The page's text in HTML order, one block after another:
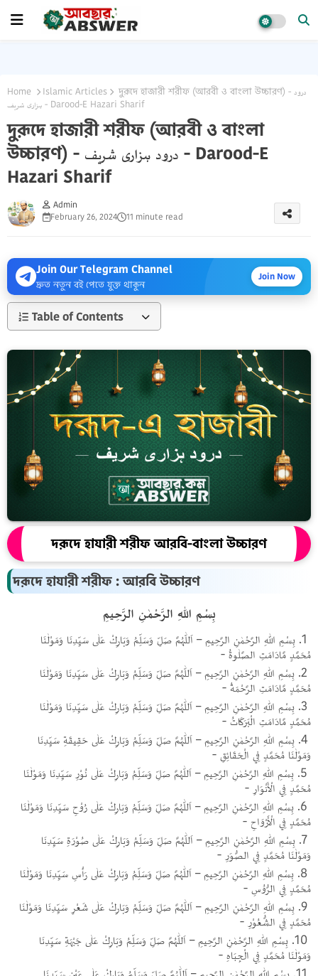
Home Islamic Articles
দুরূদে হাজারী শরীফ (আরবী ও বাংলা উচ্চারণ) - درود
ہزاری شريف - Darood-E Hazari Sharif
দুরূদে হাজারী শরীফ (আরবী ও বাংলা
উচ্চারণ) - درود ہزاری شريف - Darood-E
Hazari Sharif
Admin
February 26, 2024
11 minute read
Join Our Telegram Channel
দ্রুত নতুন বই পেতে যুক্ত থাকুন
Join Now
Table of Contents
দরূদে হাযারী শরীফ আরবি-বাংলা উচ্চারণ
দরূদে হাযারী শরীফ : আরবি উচ্চারণ
بِسْمِ اللهِ الرَّحْمٰنِ الرَّحِيمِ
بِسْمِ اللهِ الرَّحْمٰنِ الرَّحِيمِ – اَللّٰهُمَّ صَلِّ وَسَلِّمُ وَبَارِكْ عَلٰى سَيِّدِنَا وَمَوْلٰنَا
مُحَمَّدٍ مَّادَامَتِ الصَّلٰوةُ -
بِسْمِ اللهِ الرَّحْمٰنِ الرَّحِيمِ – اَللّٰهُمَّ صَلِّ وَسَلِّمُ وَبَارِكْ عَلٰى سَيِّدِنَا وَمَوْلٰنَا
مُحَمَّدٍ مَّادَامَتِ الرَّحْمَةُ -
بِسْمِ اللهِ الرَّحْمٰنِ الرَّحِيمِ – اَللّٰهُمَّ صَلِّ وَسَلِّمُ وَبَارِكْ عَلٰى سَيِّدِنَا وَمَوْلٰنَا
مُحَمَّدٍ مَّادَامَتِ الْبَرَكَاتُ -
بِسْمِ اللهِ الرَّحْمٰنِ الرَّحِيمِ – اَللّٰهُمَّ صَلِّ وَسَلِّمُ وَبَارِكْ عَلٰى حَقِيقَةِ سَيِّدِنَا
وَمَوْلٰنَا مُحَمَّدٍ فِي الْحَقَائِقِ -
بِسْمِ اللهِ الرَّحْمٰنِ الرَّحِيمِ – اَللّٰهُمَّ صَلِّ وَسَلِّمُ وَبَارِكْ عَلٰى نُوْرِ سَيِّدِنَا وَمَوْلٰنَا
مُحَمَّدٍ فِي الْأَنْوَارِ -
بِسْمِ اللهِ الرَّحْمٰنِ الرَّحِيمِ – اَللّٰهُمَّ صَلِّ وَسَلِّمُ وَبَارِكْ عَلٰى رُوْحِ سَيِّدِنَا وَمَوْلٰنَا
مُحَمَّدٍ فِي الْأَرْوَاحِ -
بِسْمِ اللهِ الرَّحْمٰنِ الرَّحِيمِ – اَللّٰهُمَّ صَلِّ وَسَلِّمُ وَبَارِكْ عَلٰى صُوْرَةِ سَيِّدِنَا
وَمَوْلٰنَا مُحَمَّدٍ فِي الصُّوَرِ -
بِسْمِ اللهِ الرَّحْمٰنِ الرَّحِيمِ – اَللّٰهُمَّ صَلِّ وَسَلِّمُ وَبَارِكْ عَلٰى رَأْسِ سَيِّدِنَا وَمَوْلٰنَا
مُحَمَّدٍ فِي الرُّوُسِ -
بِسْمِ اللهِ الرَّحْمٰنِ الرَّحِيمِ – اَللّٰهُمَّ صَلِّ وَسَلِّمُ وَبَارِكْ عَلٰى شَعْرِ سَيِّدِنَا وَمَوْلٰنَا
مُحَمَّدٍ فِي الشُّعُوْرِ -
بِسْمِ اللهِ الرَّحْمٰنِ الرَّحِيمِ – اَللّٰهُمَّ صَلِّ وَسَلِّمُ وَبَارِكْ عَلٰى جَبْهَةِ سَيِّدِنَا
وَمَوْلٰنَا مُحَمَّدٍ فِي الْجِبَاهِ -